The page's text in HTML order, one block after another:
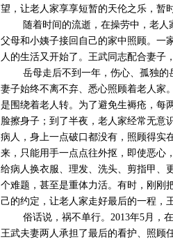
望，让老人家享享短暂的天伦之乐，暂
随着时间的流逝，在操劳中，老
父母和小姨子接回自己的家中照顾。一
人的生活又开始了。王武同志配合妻子
岳母走后不到一年，伤心、孤独
妻子始终不离不弃、悉心照顾着老人家
是围绕着老人转。为了避免生褥疮，每
脸擦身子；到了半夜，老人家经常无
病人，身上一点破口都没有，照顾得实
来，只能用手一点点往外抠，即使恶心
给病人换衣服、理发、洗头、剪指甲、
个难题，甚至是重体力活。有时，刚刚
己的约定，让老人家走好最后的一程，
俗话说，祸不单行。2013年5月，
王武夫妻两人承担了最后的看护、照顾